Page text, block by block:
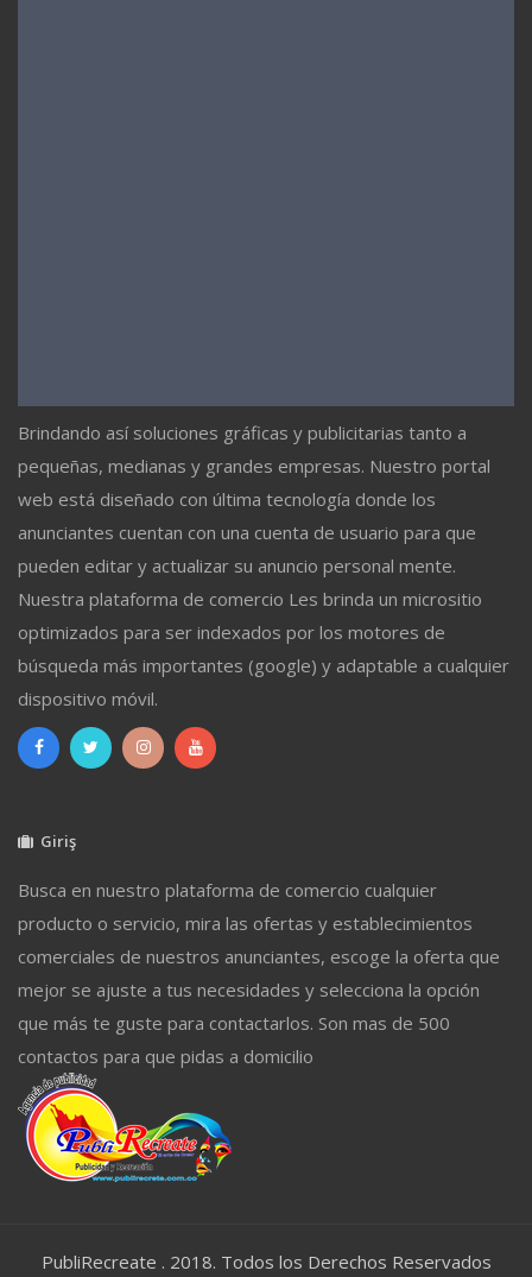
Brindando así soluciones gráficas y publicitarias tanto a
pequeñas, medianas y grandes empresas. Nuestro portal
web está diseñado con última tecnología donde los
anunciantes cuentan con una cuenta de usuario para que
pueden editar y actualizar su anuncio personal mente.
Nuestra plataforma de comercio Les brinda un micrositio
optimizados para ser indexados por los motores de
búsqueda más importantes (google) y adaptable a cualquier
dispositivo móvil.
Giriş
Busca en nuestro plataforma de comercio cualquier
producto o servicio, mira las ofertas y establecimientos
comerciales de nuestros anunciantes, escoge la oferta que
mejor se ajuste a tus necesidades y selecciona la opción
que más te guste para contactarlos. Son mas de 500
contactos para que pidas a domicilio
PubliRecreate . 2018. Todos los Derechos Reservados